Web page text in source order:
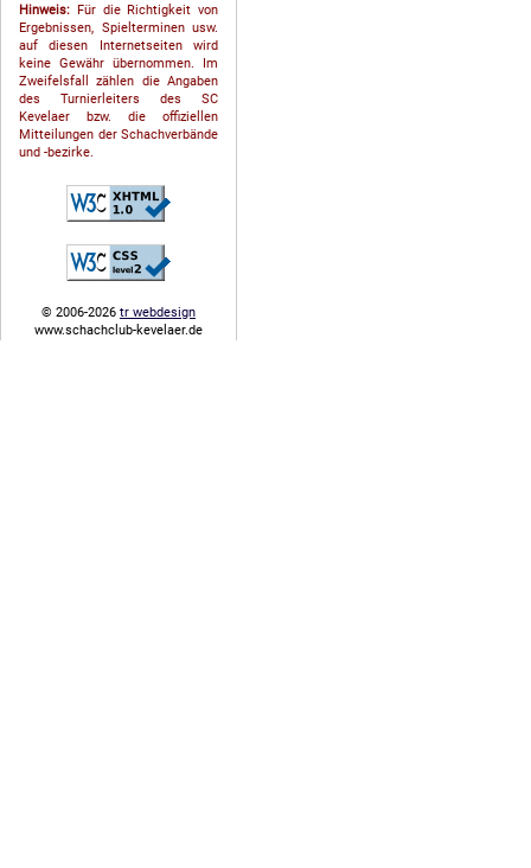
Hinweis: Für die Richtigkeit von
Ergebnissen, Spielterminen usw.
auf diesen Internetseiten wird
keine Gewähr übernommen. Im
Zweifelsfall zählen die Angaben
des Turnierleiters des SC
Kevelaer bzw. die offiziellen
Mitteilungen der Schach­ver­bände
und -bezirke.
© 2006-2026 tr webdesign
www.schachclub-kevelaer.de